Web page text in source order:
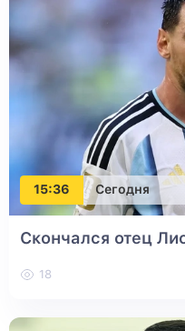
15:36 Сегодня
Скончался отец
18